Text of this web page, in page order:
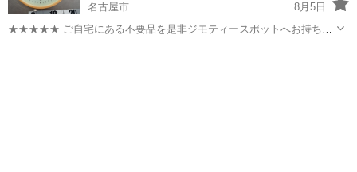
名古屋市
8月5日
★★★★★ ご自宅にある不要品を是非ジモティースポットへお持ち込